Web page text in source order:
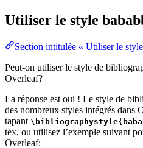
Utiliser le style
Section intitulée « Utiliser le
Peut-on utiliser le style de
Overleaf?
La réponse est oui ! Le style de
des nombreux styles intégrés dans
tapant
tex, ou utilisez l’exemple suivant
Overleaf: